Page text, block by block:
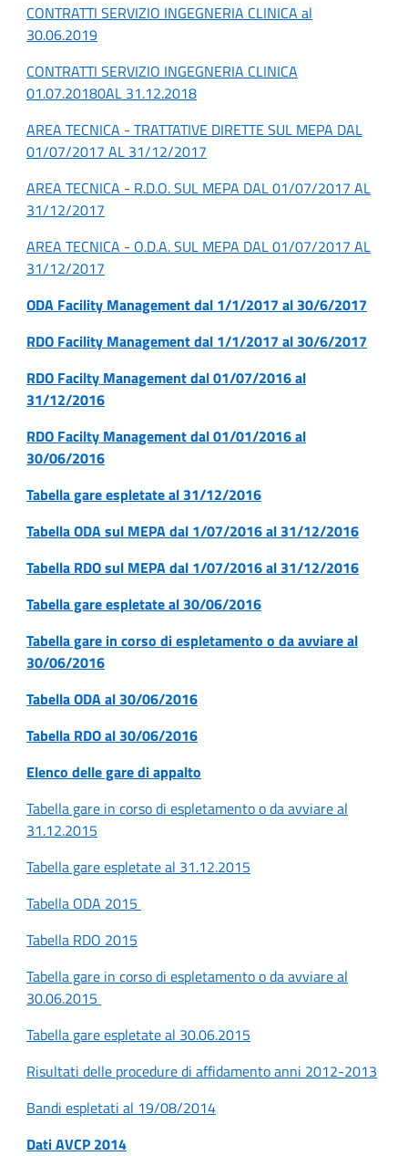
CONTRATTI SERVIZIO INGEGNERIA CLINICA al
30.06.2019
CONTRATTI SERVIZIO INGEGNERIA CLINICA
01.07.20180AL 31.12.2018
AREA TECNICA - TRATTATIVE DIRETTE SUL MEPA DAL
01/07/2017 AL 31/12/2017
AREA TECNICA - R.D.O. SUL MEPA DAL 01/07/2017 AL
31/12/2017
AREA TECNICA - O.D.A. SUL MEPA DAL 01/07/2017 AL
31/12/2017
ODA Facility Management dal 1/1/2017 al 30/6/2017
RDO Facility Management dal 1/1/2017 al 30/6/2017
RDO Facilty Management dal 01/07/2016 al
31/12/2016
RDO Facilty Management dal 01/01/2016 al
30/06/2016
Tabella gare espletate al 31/12/2016
Tabella ODA sul MEPA dal 1/07/2016 al 31/12/2016
Tabella RDO sul MEPA dal 1/07/2016 al 31/12/2016
Tabella gare espletate al 30/06/2016
Tabella gare in corso di espletamento o da avviare al
30/06/2016
Tabella ODA al 30/06/2016
Tabella RDO al 30/06/2016
Elenco delle gare di appalto
Tabella gare in corso di espletamento o da avviare al
31.12.2015
Tabella gare espletate al 31.12.2015
Tabella ODA 2015
Tabella RDO 2015
Tabella gare in corso di espletamento o da avviare al
30.06.2015
Tabella gare espletate al 30.06.2015
Risultati delle procedure di affidamento anni 2012-2013
Bandi espletati al 19/08/2014
Dati AVCP 2014